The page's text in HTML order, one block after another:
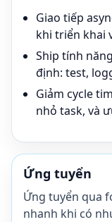
Giao tiếp
khi triển khai
Ship tính
định: test,
Giảm cycle
nhỏ task, và
Ứng tuyển
Ứng tuyển qua
nhanh khi có